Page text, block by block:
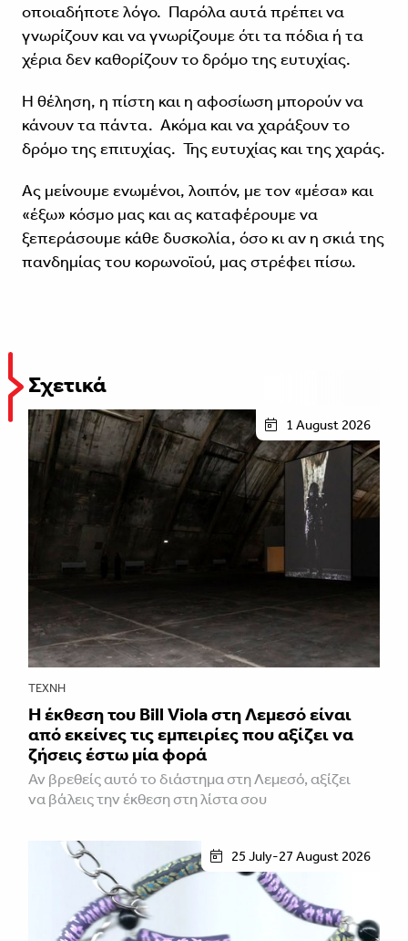
οποιαδήποτε λόγο. Παρόλα αυτά πρέπει να
γνωρίζουν και να γνωρίζουμε ότι τα πόδια ή τα
χέρια δεν καθορίζουν το δρόμο της ευτυχίας.
Η θέληση, η πίστη και η αφοσίωση μπορούν να
κάνουν τα πάντα. Ακόμα και να χαράξουν το
δρόμο της επιτυχίας. Της ευτυχίας και της χαράς.
Ας μείνουμε ενωμένοι, λοιπόν, με τον «μέσα» και
«έξω» κόσμο μας και ας καταφέρουμε να
ξεπεράσουμε κάθε δυσκολία, όσο κι αν η σκιά της
πανδημίας του κορωνοϊού, μας στρέφει πίσω.
Σχετικά
1 August 2026
ΤΈΧΝΗ
Η έκθεση του Bill Viola στη Λεμεσό είναι
από εκείνες τις εμπειρίες που αξίζει να
ζήσεις έστω μία φορά
Αν βρεθείς αυτό το διάστημα στη Λεμεσό, αξίζει
να βάλεις την έκθεση στη λίστα σου
25 July-27 August 2026